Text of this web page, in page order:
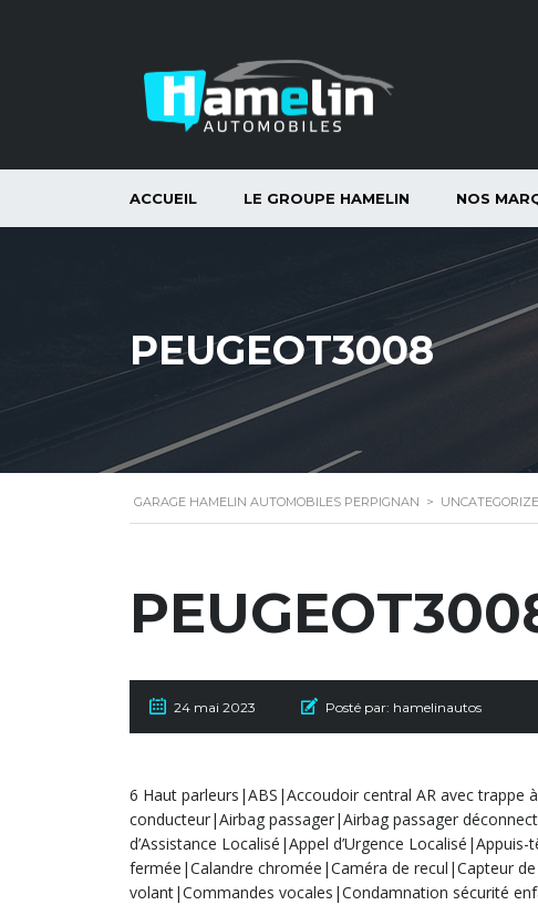
ACCUEIL LE GROUPE HAMELIN NOS
PEUGEOT3008
GARAGE HAMELIN AUTOMOBILES PERPIGNAN >
24 mai 2023 Posté par: hamelinautos
6 Haut parleurs|ABS|Accoudoir central AR avec trappe
conducteur|Airbag passager|Airbag passager
d’Assistance Localisé|Appel d’Urgence
fermée|Calandre chromée|Caméra de recul|Capteur
volant|Commandes vocales|Condamnation sécurité